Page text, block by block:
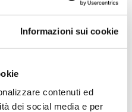
Informazioni sui cookie
contenuti ed
dei social media e per
0.5%
2.5%